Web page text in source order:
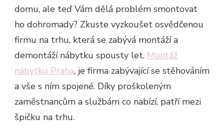
domu, ale teď Vám dělá problém smontovat
ho dohromady? Zkuste vyzkoušet osvědčenou
firmu na trhu, která se zabývá montáží a
demontáží nábytku spousty let. Montáž
nábytku Praha, je firma zabývající se stěhováním
a vše s ním spojené. Díky proškoleným
zaměstnancům a službám co nabízí, patří mezi
špičku na trhu.